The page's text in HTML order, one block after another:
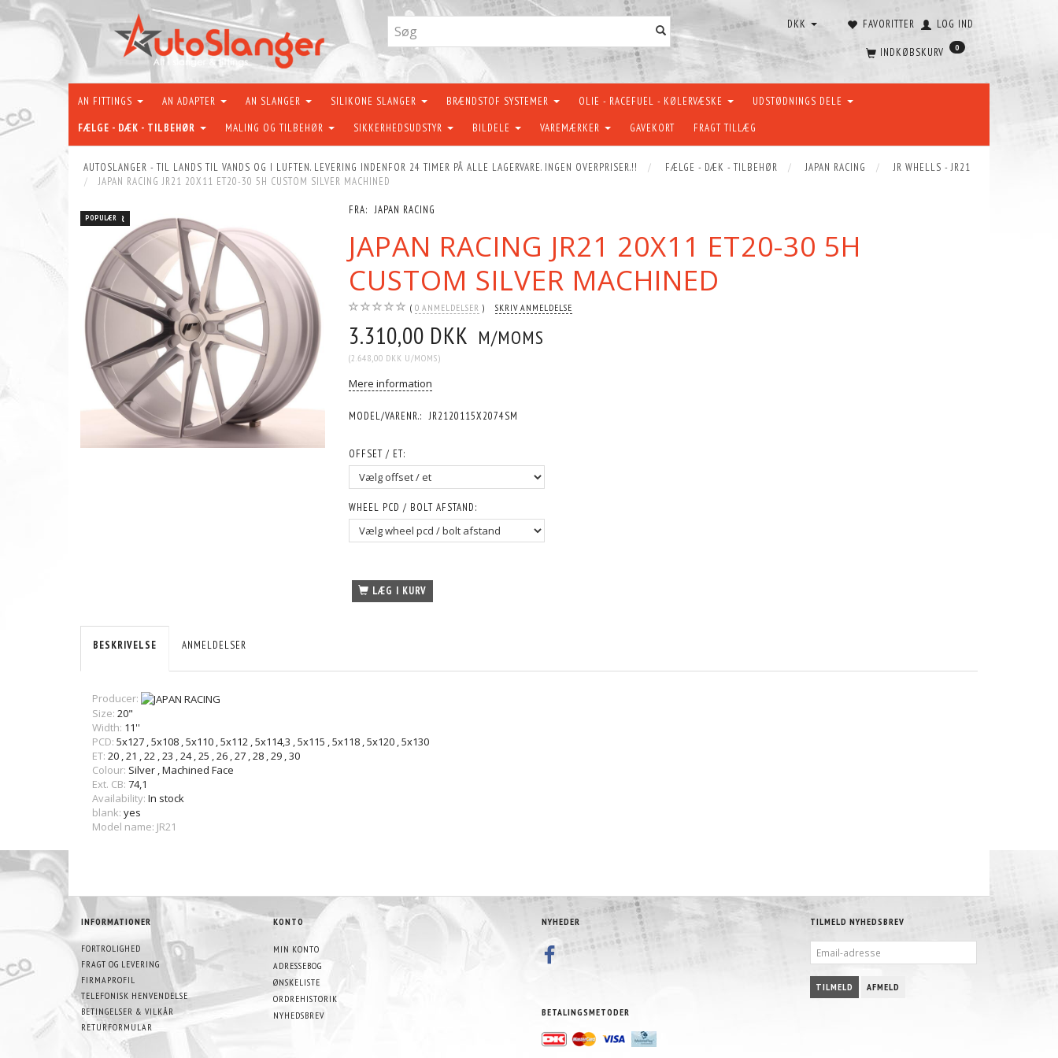
FAVORITTER LOG IND
DKK
INDKØBSKURV 0
AN FITTINGS AN ADAPTER AN SLANGER SILIKONE SLANGER BRÆNDSTOF SYSTEMER OLIE - RACEFUEL - KØLERVÆSKE UDSTØDNINGS DELE
FÆLGE - DÆK - TILBEHØR MALING OG TILBEHØR SIKKERHEDSUDSTYR BILDELE VAREMÆRKER GAVEKORT FRAGT TILLÆG
AUTOSLANGER - TIL LANDS TIL VANDS OG I LUFTEN. LEVERING INDENFOR 24 TIMER PÅ ALLE LAGERVARE. INGEN OVERPRISER.!! FÆLGE - DÆK - TILBEHØR JAPAN RACING
JR WHELLS - JR21
JAPAN RACING JR21 20X11 ET20-30 5H CUSTOM SILVER MACHINED
POPULÆR
POPULÆR
FRA: JAPAN RACING
JAPAN RACING JR21 20X11 ET20-30 5H
CUSTOM SILVER MACHINED
0 ANMELDELSER SKRIV ANMELDELSE
3.310,00 DKK M/MOMS
(2.648,00 DKK U/MOMS)
Mere information
MODEL/VARENR.: JR2120115X2074SM
OFFSET / ET:
WHEEL PCD / BOLT AFSTAND:
LÆG I KURV
BESKRIVELSE ANMELDELSER
Producer:
Size: 20"
Width: 11''
PCD: 5x127 ,5x108 ,5x110 ,5x112 ,5x114,3 ,5x115 ,5x118 ,5x120 ,5x130
ET: 20 ,21 ,22 ,23 ,24,25 ,26 ,27 ,28 ,29 ,30
Colour: Silver ,Machined Face
Ext. CB: 74,1
Availability: In stock
blank: yes
Model name: JR21
INFORMATIONER
FORTROLIGHED
FRAGT OG LEVERING
FIRMAPROFIL
TELEFONISK HENVENDELSE
BETINGELSER & VILKÅR
RETURFORMULAR
KONTO
MIN KONTO
ADRESSEBOG
ØNSKELISTE
ORDREHISTORIK
NYHEDSBREV
NYHEDER
BETALINGSMETODER
TILMELD NYHEDSBREV
ADRESSE
TILMELD AFMELD